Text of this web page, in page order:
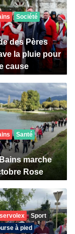
Société
des Pères
la pluie pour
cause
Santé
marche
Rose
Sport
à pied